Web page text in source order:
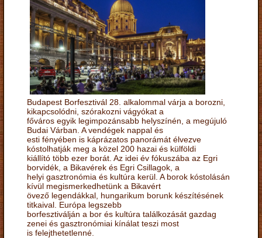
Budapest Borfesztivál 28. alkalommal várja a borozni,
kikapcsolódni, szórakozni vágyókat a
főváros egyik legimpozánsabb helyszínén, a megújuló
Budai Várban. A vendégek nappal és
esti fényében is káprázatos panorámát élvezve
kóstolhatják meg a közel 200 hazai és külföldi
kiállító több ezer borát. Az idei év fókuszába az Egri
borvidék, a Bikavérek és Egri Csillagok, a
helyi gasztronómia és kultúra kerül. A borok kóstolásán
kívül megismerkedhetünk a Bikavért
övező legendákkal, hungarikum borunk készítésének
titkaival. Európa legszebb
borfesztiválján a bor és kultúra találkozását gazdag
zenei és gasztronómiai kínálat teszi most
is felejthetetlenné.